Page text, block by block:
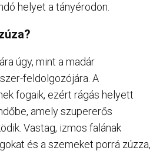
helyet a tányérodon.
úgy, mint a madár
feldolgozójára. A
fogaik, ezért rágás helyett
amely szupererős
Vastag, izmos falának
és a szemeket porrá zúzza,